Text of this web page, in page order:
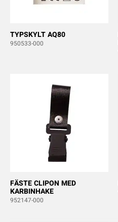
TYPSKYLT AQ80
950533-000
FÄSTE CLIPON MED
KARBINHAKE
952147-000